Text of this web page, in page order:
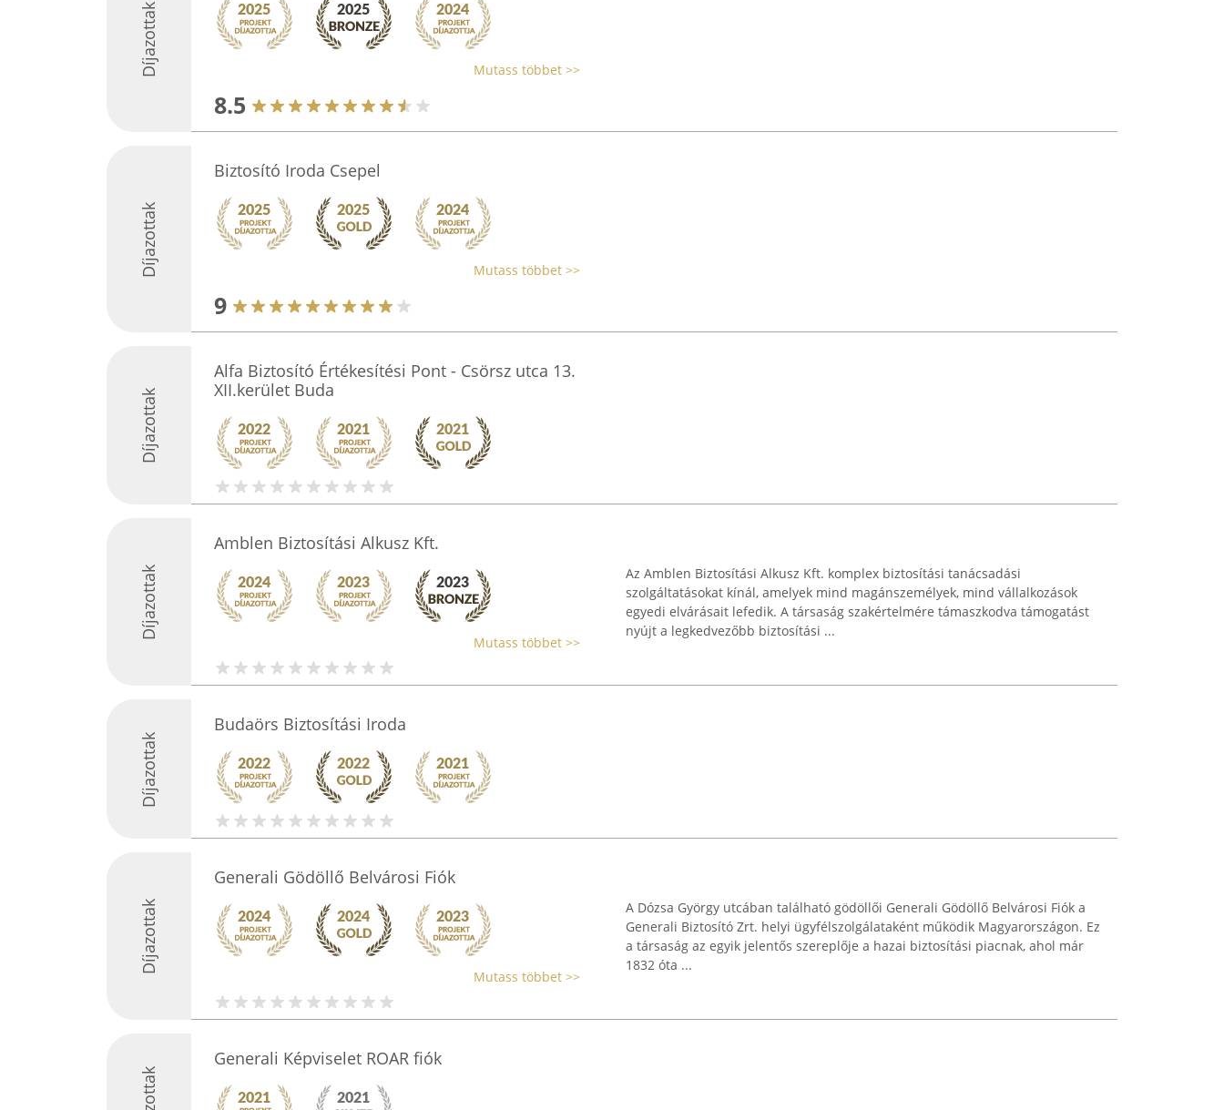
Díjazottak Mutass többet >>
8.5
Díjazottak
Biztosító Iroda Csepel
Mutass többet >>
9
Díjazottak
Alfa Biztosító Értékesítési Pont - Csörsz utca 13.
XII.kerület Buda
Díjazottak
Amblen Biztosítási Alkusz Kft.
Mutass többet >>
Az Amblen Biztosítási Alkusz Kft. komplex biztosítási tanácsadási
szolgáltatásokat kínál, amelyek mind magánszemélyek, mind vállalkozások
egyedi elvárásait lefedik. A társaság szakértelmére támaszkodva támogatást
nyújt a legkedvezőbb biztosítási ...
Díjazottak
Budaörs Biztosítási Iroda
Díjazottak
Generali Gödöllő Belvárosi Fiók
Mutass többet >>
A Dózsa György utcában található gödöllői Generali Gödöllő Belvárosi Fiók a
Generali Biztosító Zrt. helyi ügyfélszolgálataként működik Magyarországon. Ez
a társaság az egyik jelentős szereplője a hazai biztosítási piacnak, ahol már
1832 óta ...
Generali Képviselet ROAR fiók